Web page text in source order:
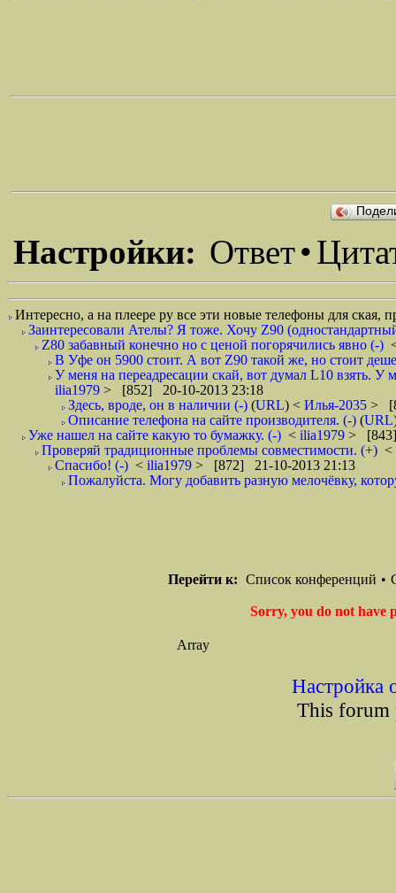
Настройки: Ответ•
Интересно, а на плеере ру все эти новые телефоны для ская,
Заинтересовали Ателы? Я тоже. Хочу Z90
Z80 забавный конечно но с ценой погорячились явно (-)
В Уфе он 5900 стоит. А вот Z90 такой же, но стоит
У меня на переадресации скай, вот думал L10 взять.
ilia1979 > [852] 20-10-2013 23:18
Здесь, вроде, он в наличии (-) (URL) < Илья-2035 >
Описание телефона на сайте производителя. (-) (URL
Уже нашел на сайте какую то бумажку. (-) < ilia1979 > [843]
Проверяй традиционные проблемы совместимости. (+) <
Спасибо! (-) < ilia1979 > [872] 21-10-2013 21:13
Пожалуйста. Могу добавить разную мелочёвку,
Перейти к: Список конференций •
Sorry, you do not have
Array
Настройка
This